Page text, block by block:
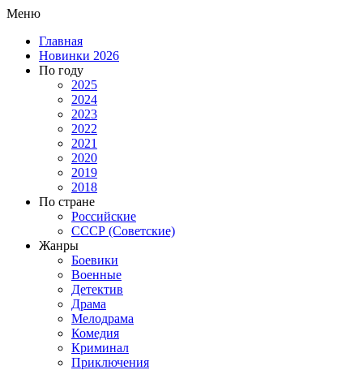
Меню
Главная
Новинки 2026
По году
2025
2024
2023
2022
2021
2020
2019
2018
По стране
Российские
СССР (Советские)
Жанры
Боевики
Военные
Детектив
Драма
Мелодрама
Комедия
Криминал
Приключения